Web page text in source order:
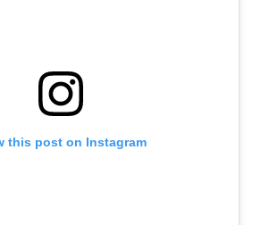
this post on Instagram